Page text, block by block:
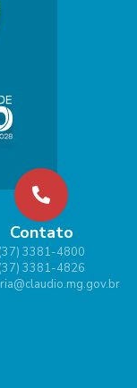
Contato
(37) 3381-4800
(37) 3381-4826